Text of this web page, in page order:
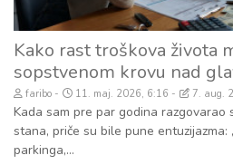
Kako rast troškova života
sopstvenom krovu nad
faribo 11. maj. 2026, 6:16 7. aug.
Kada sam pre par godina razgovarao
stana, priče su bile pune entuzijazma:
parkinga,...